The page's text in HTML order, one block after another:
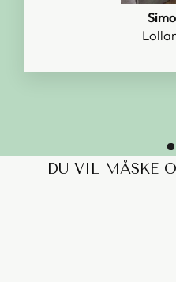
DU VIL MÅSKE